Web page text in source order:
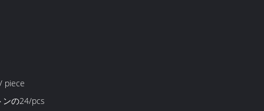
piece
ンの24/pcs